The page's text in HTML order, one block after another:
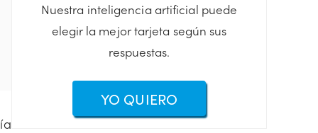
Nuestra inteligencia artificial puede
elegir la mejor tarjeta según sus
respuestas.
YO QUIERO